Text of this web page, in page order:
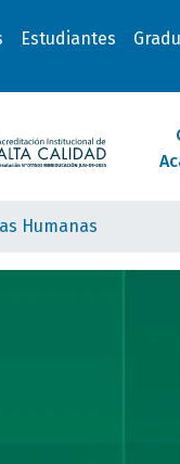
Estudiantes
Humanas